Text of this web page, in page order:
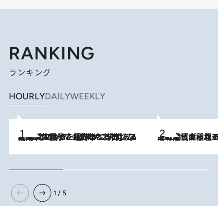
RANKING
ランキング
HOURLYDAILYWEEKLY
2026.8.5
【阿川佐和子さんの年とる力】なぜ70代で始めた趣味は“こんなに楽しい”のか？ ピアノ、俳句…スランプに陥っても続けられる“ある秘訣”とは 2026.8.5
下町風情あふれる台北屈指の人気エリア・大稲埕でセンスのいい台湾土産《ヴ
1 / 5